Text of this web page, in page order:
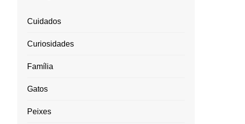
Cuidados
Curiosidades
Família
Gatos
Peixes